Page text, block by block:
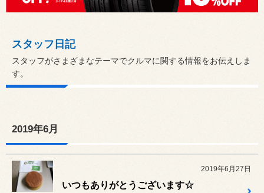
スタッフ日記
スタッフがさまざまなテーマでクルマに関する情報をお伝えしま
す。
2019年6月
2019年6月27日
いつもありがとうございます☆